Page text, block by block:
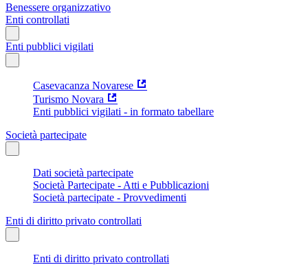
Benessere organizzativo
Enti controllati
Enti pubblici vigilati
Casevacanza Novarese
Turismo Novara
Enti pubblici vigilati - in formato tabellare
Società partecipate
Dati società partecipate
Società Partecipate - Atti e Pubblicazioni
Società partecipate - Provvedimenti
Enti di diritto privato controllati
Enti di diritto privato controllati